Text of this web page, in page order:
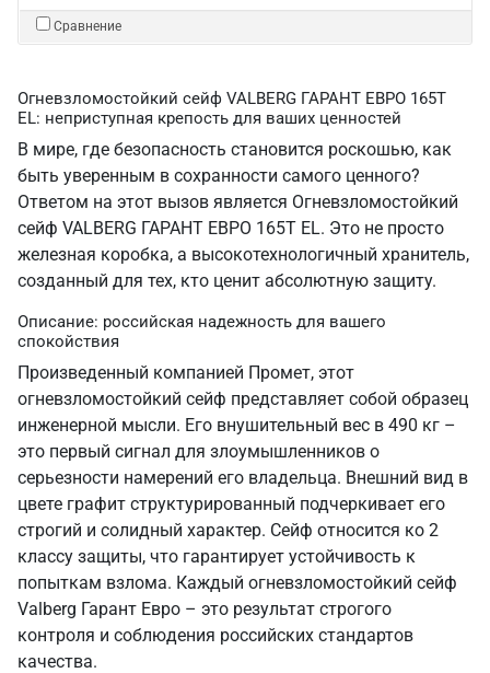
Сравнение
Огневзломостойкий сейф VALBERG ГАРАНТ ЕВРО 165Т
EL: неприступная крепость для ваших ценностей
В мире, где безопасность становится роскошью, как
быть уверенным в сохранности самого ценного?
Ответом на этот вызов является Огневзломостойкий
сейф VALBERG ГАРАНТ ЕВРО 165Т EL. Это не просто
железная коробка, а высокотехнологичный хранитель,
созданный для тех, кто ценит абсолютную защиту.
Описание: российская надежность для вашего
спокойствия
Произведенный компанией Промет, этот
огневзломостойкий сейф представляет собой образец
инженерной мысли. Его внушительный вес в 490 кг –
это первый сигнал для злоумышленников о
серьезности намерений его владельца. Внешний вид в
цвете графит структурированный подчеркивает его
строгий и солидный характер. Сейф относится ко 2
классу защиты, что гарантирует устойчивость к
попыткам взлома. Каждый огневзломостойкий сейф
Valberg Гарант Евро – это результат строгого
контроля и соблюдения российских стандартов
качества.